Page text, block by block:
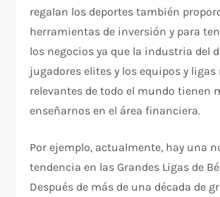
regalan los deportes también
herramientas de inversión y para
los negocios ya que la industria del
jugadores elites y los equipos y ligas
relevantes de todo el mundo tienen
enseñarnos en el área financiera.
Por ejemplo, actualmente, hay una
tendencia en las Grandes Ligas de
Después de más de una década de